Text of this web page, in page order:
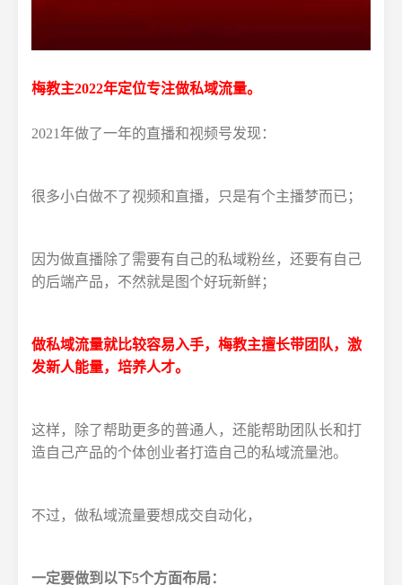
梅教主2022年定位专注做私域流量。
2021年做了一年的直播和视频号发现：
很多小白做不了视频和直播，只是有个主播梦而已；
因为做直播除了需要有自己的私域粉丝，还要有自己
的后端产品，不然就是图个好玩新鲜；
做私域流量就比较容易入手，梅教主擅长带团队，激
发新人能量，培养人才。
这样，除了帮助更多的普通人，还能帮助团队长和打
造自己产品的个体创业者打造自己的私域流量池。
不过，做私域流量要想成交自动化，
一定要做到以下5个方面布局：